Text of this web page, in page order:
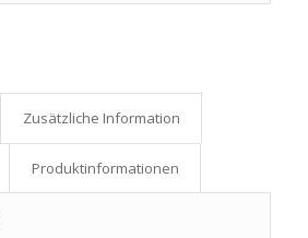
Zusätzliche Information
Produkt­informationen